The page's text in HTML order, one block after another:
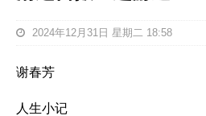
2024年12月31日 星期二 18:58
谢春芳
人生小记